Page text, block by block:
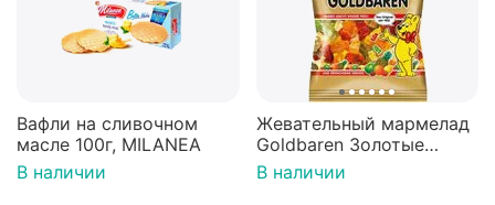
Вафли на сливочном
масле 100г, MILANEA
В наличии
Жевательный мармелад
Goldbaren Золотые
мишки 100г, Германия
В наличии